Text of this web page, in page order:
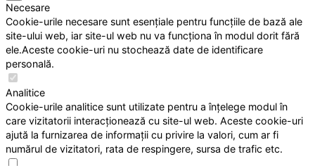
Necesare
Cookie-urile necesare sunt esențiale pentru funcțiile de bază ale
site-ului web, iar site-ul web nu va funcționa în modul dorit fără
ele.Aceste cookie-uri nu stochează date de identificare
personală.
Analitice
Cookie-urile analitice sunt utilizate pentru a înțelege modul în
care vizitatorii interacționează cu site-ul web. Aceste cookie-uri
ajută la furnizarea de informații cu privire la valori, cum ar fi
numărul de vizitatori, rata de respingere, sursa de trafic etc.